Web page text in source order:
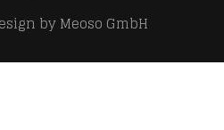
byMeoso GmbH